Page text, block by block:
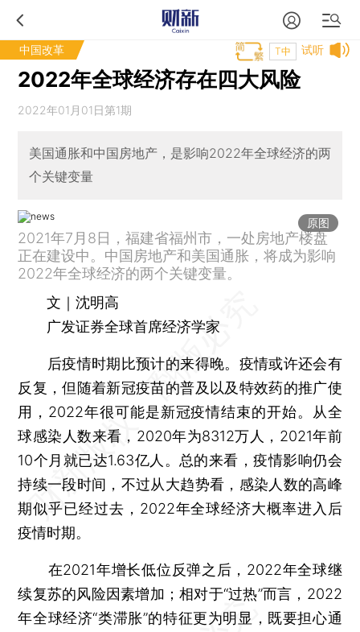
中国改革 试听
T中
2022年全球经济存在四大风险
2022年01月01日第1期
美国通胀和中国房地产，是影响2022年全球经济的两
个关键变量
原图
2021年7月8日，福建省福州市，一处房地产楼盘
正在建设中。中国房地产和美国通胀，将成为影响
2022年全球经济的两个关键变量。
文｜沈明高
广发证券全球首席经济学家
后疫情时期比预计的来得晚。疫情或许还会有
反复，但随着新冠疫苗的普及以及特效药的推广使
用，2022年很可能是新冠疫情结束的开始。从全
球感染人数来看，2020年为8312万人，2021年前
10个月就已达1.63亿人。总的来看，疫情影响仍会
持续一段时间，不过从大趋势看，感染人数的高峰
期似乎已经过去，2022年全球经济大概率进入后
疫情时期。
在2021年增长低位反弹之后，2022年全球继
续复苏的风险因素增加；相对于“过热”而言，2022
年全球经济“类滞胀”的特征更为明显，既要担心通